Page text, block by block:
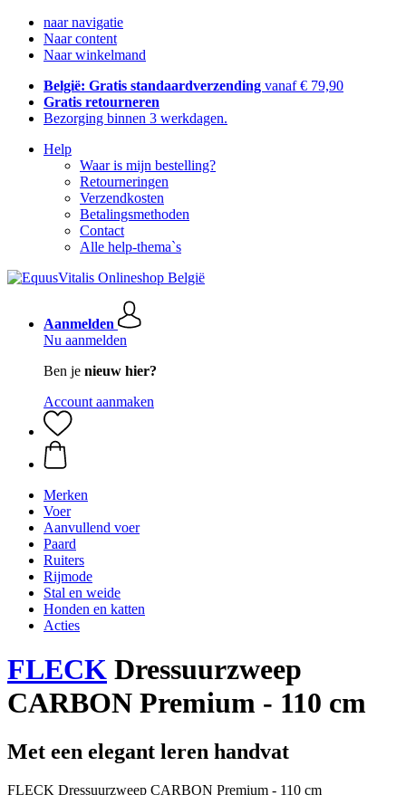
naar navigatie
Naar content
Naar winkelmand
België: Gratis standaardverzending vanaf € 79,90
Gratis retourneren
Bezorging binnen 3 werkdagen.
Help
Waar is mijn bestelling?
Retourneringen
Verzendkosten
Betalingsmethoden
Contact
Alle help-thema`s
Aanmelden
Nu aanmelden
Ben je nieuw hier?
Account aanmaken
Merken
Voer
Aanvullend voer
Paard
Ruiters
Rijmode
Stal en weide
Honden en katten
Acties
FLECK Dressuurzweep
CARBON Premium - 110 cm
Met een elegant leren handvat
FLECK Dressuurzweep CARBON Premium - 110 cm